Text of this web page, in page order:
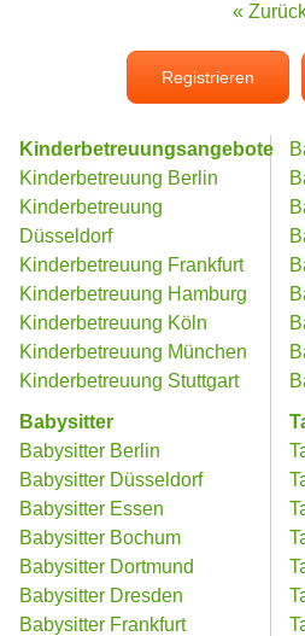
«
Registrieren
Kinderbetreuungsangebote
Kinderbetreuung Berlin
Kinderbetreuung
Düsseldorf
Kinderbetreuung Frankfurt
Kinderbetreuung Hamburg
Kinderbetreuung Köln
Kinderbetreuung München
Kinderbetreuung Stuttgart
Babysitter
Babysitter Berlin
Babysitter Düsseldorf
Babysitter Essen
Babysitter Bochum
Babysitter Dortmund
Babysitter Dresden
Babysitter Frankfurt